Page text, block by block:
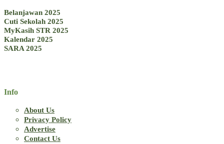
Belanjawan 2025
Cuti Sekolah 2025
MyKasih STR 2025
Kalendar 2025
SARA 2025
Info
About Us
Privacy Policy
Advertise
Contact Us